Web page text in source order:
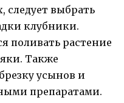
следует выбрать
клубники.
поливать растение
Также
усынов и
препаратами.